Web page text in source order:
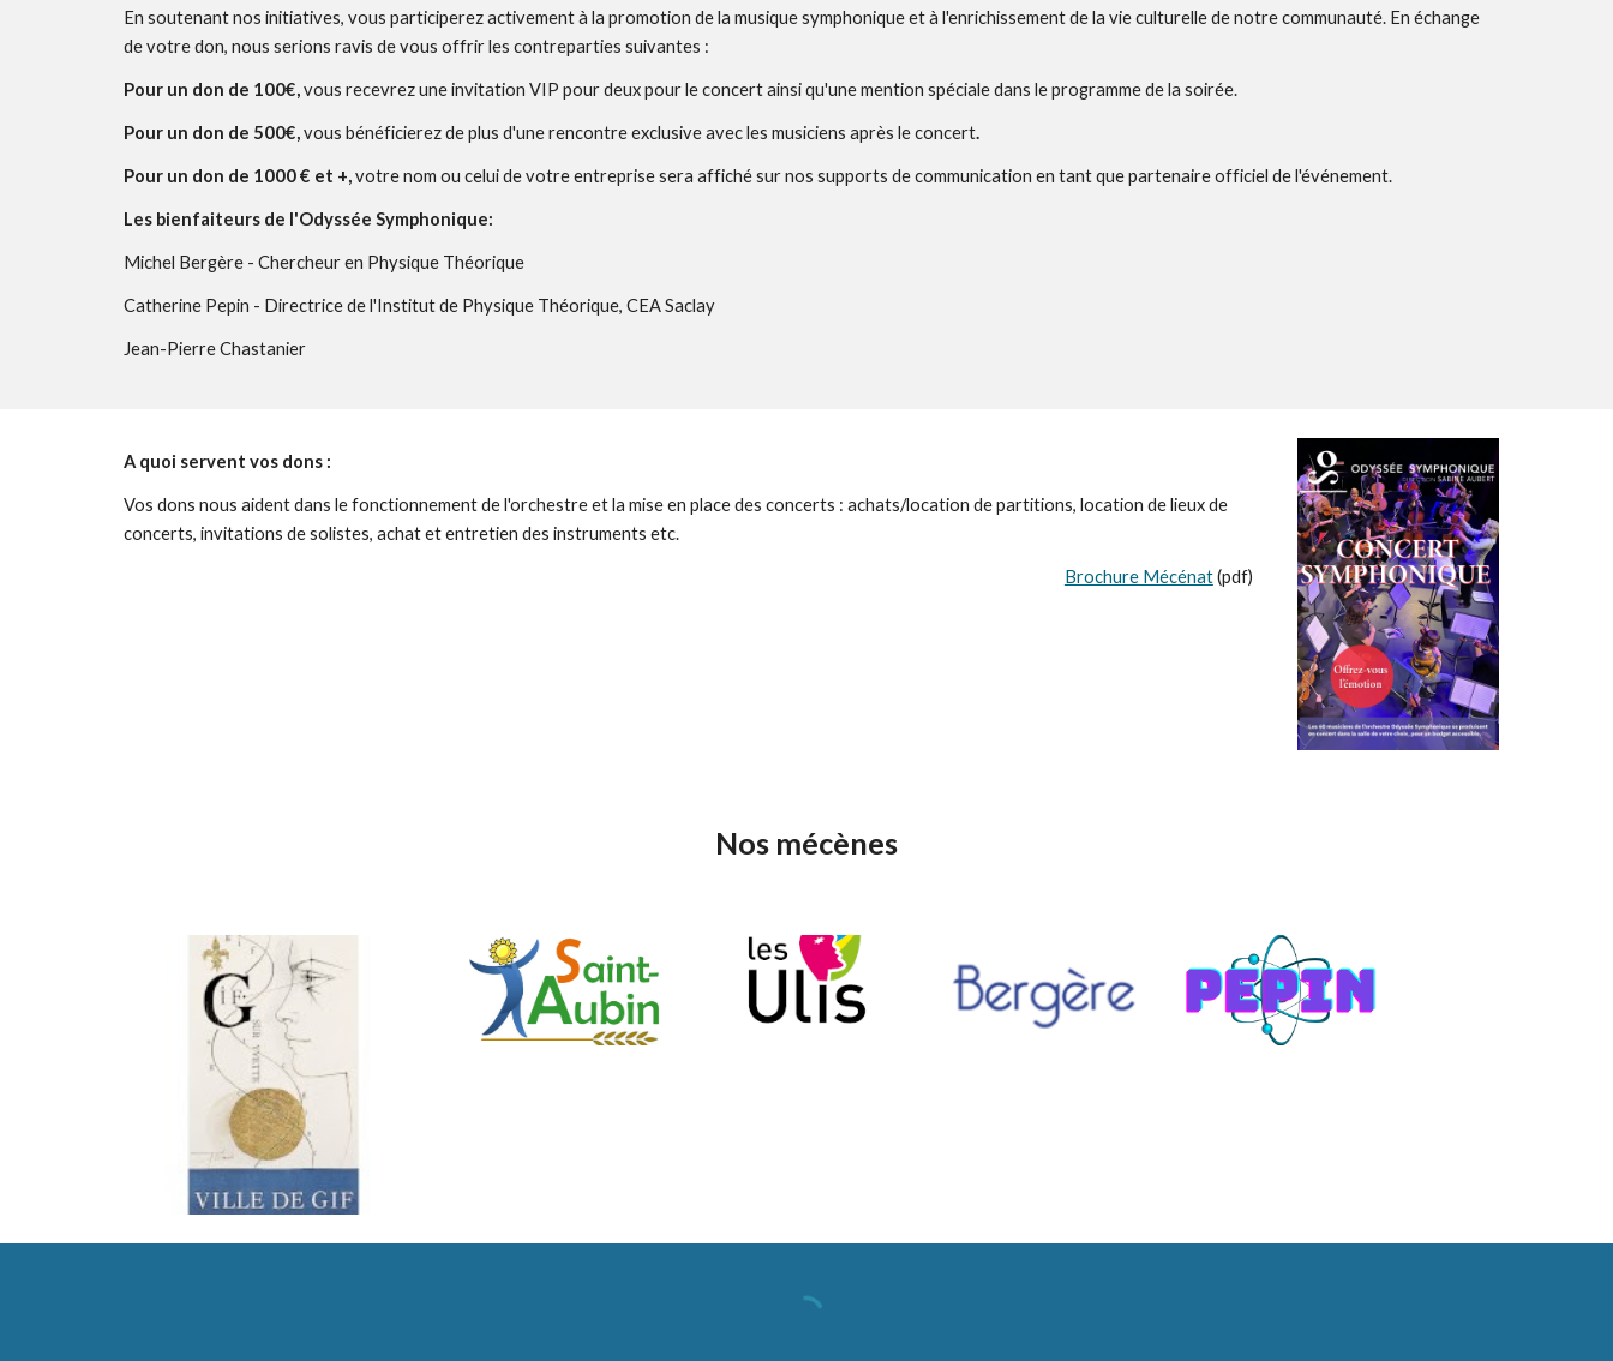
En soutenant nos initiatives, vous participerez activement à la promotion de la musique symphonique et à l'enrichissement de la vie culturelle de notre communauté. En échange
de votre don, nous serions ravis de vous offrir les contreparties suivantes :
Pour un don de 100€,vous recevrez une invitation VIP pour deux pour le concert ainsi qu'une mention spéciale dans le programme de la soirée.
Pour un don de 500€,vous bénéficierez de plus d'une rencontre exclusive avec les musiciens après le concert.
Pour un don de 1000 € et +,votre nom ou celui de votre entreprise sera affiché sur nos supports de communication en tant que partenaire officiel de l'événement.
Les bienfaiteurs de l'Odyssée Symphonique:
Michel Bergère - Chercheur en Physique Théorique
Catherine Pepin - Directrice de l'Institut de Physique Théorique, CEA Saclay
Jean-Pierre Chastanier
A quoi servent vos dons :
Vos dons nous aident dans le fonctionnement de l'orchestre et la mise en place des concerts : achats/location de partitions, location de lieux de
concerts, invitations de solistes, achat et entretien des instruments etc.
Brochure Mécénat(pdf)
Nos mécènes